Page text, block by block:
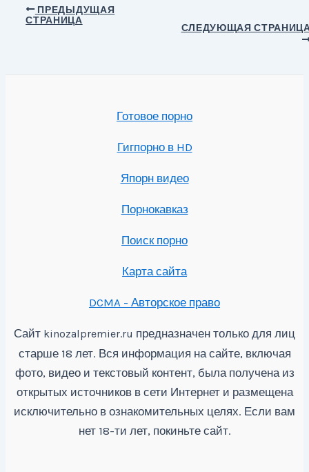
Навигация
ПРЕДЫДУЩАЯ
СТРАНИЦА
СЛЕДУЮЩАЯ
Готовое порно
Гигпорно в HD
Япорн видео
Порнокавказ
Поиск порно
Карта сайта
DCMA - Авторское право
Сайт kinozalpremier.ru предназначен только для лиц
старше 18 лет. Вся информация на сайте, включая
фото, видео и текстовый контент, была получена из
открытых источников в сети Интернет и размещена
исключительно в ознакомительных целях. Если вам
нет 18-ти лет, покиньте сайт.